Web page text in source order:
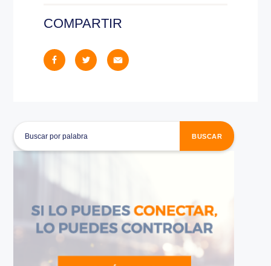
vivo cuando se abren las puertas de los
En un futuro próximo, gracias al IoT se
De igual forma, los refrigeradores contarán con
nuestras compras semanales.
Estos son solo algunos de los escenarios en los
la optimización de recursos, gracias al Internet de